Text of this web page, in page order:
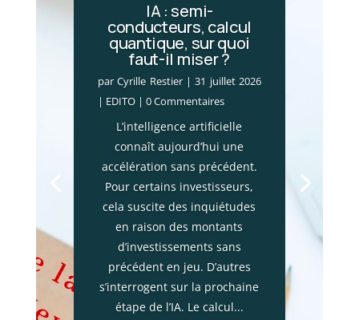
IA : semi-
conducteurs, calcul
quantique, sur quoi
faut-il miser ?
parCyrille Restier|31 juillet 2026
| EDITO| 0 Commentaires
L’intelligence artificielle
connaît aujourd’hui une
accélération sans précédent.
Pour certains investisseurs,
cela suscite des inquiétudes
en raison des montants
d’investissements sans
précédent en jeu. D’autres
s’interrogent sur la prochaine
étape de l’IA. Le calcul...
Incendies en Gironde
: le choc économique
parCyrille Restier
28 juillet 2026
patrimoniales| 0 Commentaires
Les mégafeux qui frappent la
Gironde ne constituent pas
seulement une catastrophe
environnementale. Ces
incendies provoquent
également un choc
économique majeur. Plus de
13 000 entreprises ont vu leur